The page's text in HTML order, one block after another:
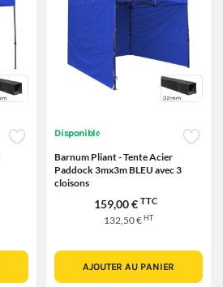
Disponible
Barnum Pliant - Tente Acier
Paddock 3mx3m BLEU avec 3
cloisons
159,00 € TTC
132,50 €HT
AJOUTER AU PANIER